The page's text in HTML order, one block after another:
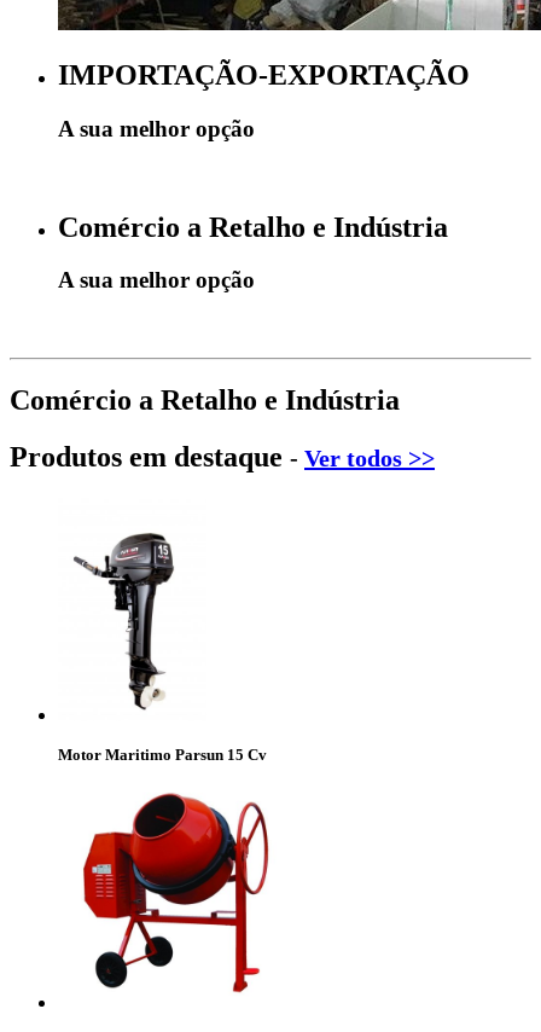
IMPORTAÇÃO-EXPORTAÇÃO
A sua melhor opção
Comércio a Retalho e Indústria
A sua melhor opção
Comércio a Retalho e Indústria
Produtos em destaque - Ver todos >>
Motor Maritimo Parsun 15 Cv